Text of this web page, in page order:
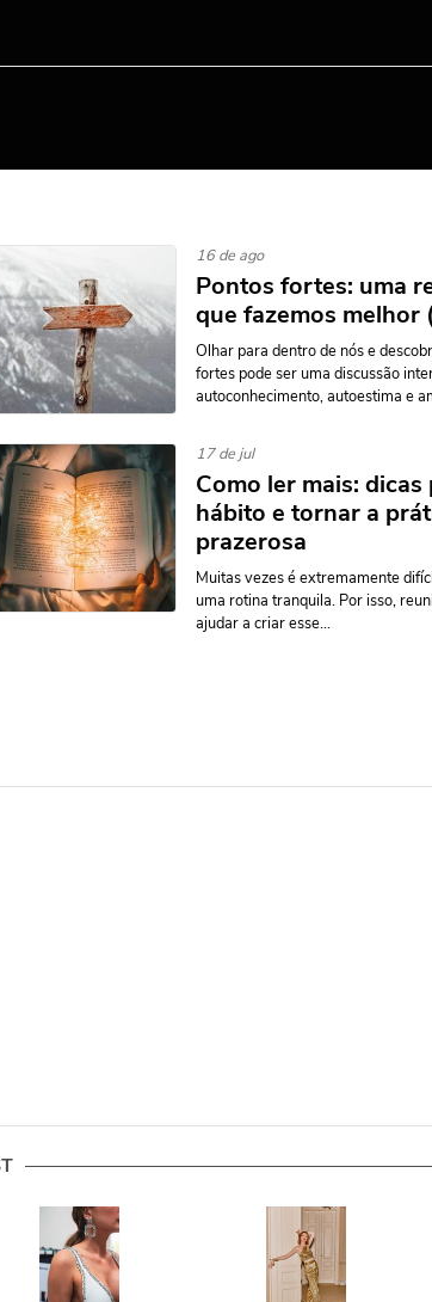
16 de ago
Pontos fortes: uma
que fazemos melhor
Olhar para dentro de nós e
fortes pode ser uma discussão
autoconhecimento, autoestima e
17 de jul
Como ler mais:
hábito e tornar a
prazerosa
Muitas vezes é extremamente
uma rotina tranquila. Por isso,
ajudar a criar esse...